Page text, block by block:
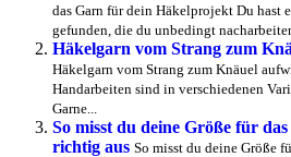
das Garn für dein Häkelprojekt Du hast
gefunden, die du unbedingt
Häkelgarn vom Strang zum
Häkelgarn vom Strang zum Knäuel
Handarbeiten sind in verschiedenen
Garne...
So misst du deine Größe für
richtig aus So misst du deine Größe